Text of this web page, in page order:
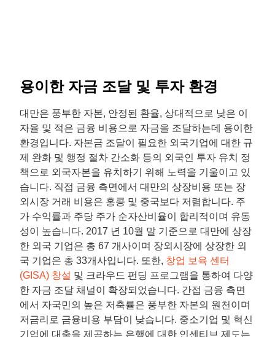
용이한 자금 조달 및 투자 환경
대만은 풍부한 자본, 안정된 환율, 상대적으로 낮은 이
자율 및 적은 금융 비용으로 자금을 조달하는데 용이한
환경입니다. 자본금 조달이 필요한 외국기업에 대한 규
제 완화 및 행정 절차 간소화 등의 외국인 투자 유치 정
책으로 외국자본을 유치하기 위해 노력을 기울이고 있
습니다. 직접 금융 측면에서 대만의 상장비용 또는 장
외시장 거래 비용은 홍콩 및 중국보다 저렴합니다. 주
가 수익률과 주당 주가 순자산비율이 합리적이며 유동
성이 높습니다. 2017 년 10월 말 기준으로 대만에 상장
한 외국 기업은 총 67 개사이며 장외시장에 상장한 외
국 기업은 총 33개사입니다. 또한, 창업 보육 센터
(GISA) 창설 및 크라우드 펀딩 프로그램을 통하여 다양
한 자금 조달 채널이 확장되었습니다. 간접 금융 측면
에서 자국민의 높은 저축률은 풍부한 자본의 원천이며
저금리로 금융비용 부담이 낮습니다. 중소기업 및 혁신
기업에 대출을 제공하는 은행에 대한 인센티브 제도는